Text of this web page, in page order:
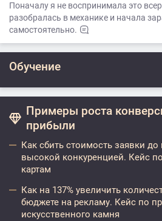
Поначалу я не воспринимала это
разобралась в механике и начала
самостоятельно.
Обучение
Примеры роста
прибыли
Как сбить стоимость заявки
высокой конкуренцией. Кейс
картам
Как на 137% увеличить
бюджете на рекламу. Кейс по
искусственного камня